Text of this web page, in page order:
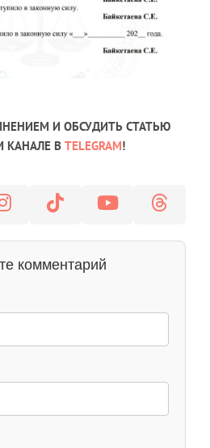
И ОБСУДИТЬ СТАТЬЮ
КАНАЛЕ В TELEGRAM!
комментарий